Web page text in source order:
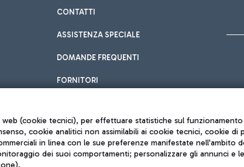
CONTATTI
ASSISTENZA SPECIALE
DOMANDE FREQUENTI
FORNITORI
(cookie tecnici), per effettuare statistiche sul
cookie analitici non assimilabili ai cookie tecnici, cookie di
in linea con le sue preferenze manifestate nell'ambito
dei suoi comportamenti; personalizzare gli annunci e